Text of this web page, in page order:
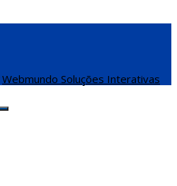
Webmundo Soluções Interativas